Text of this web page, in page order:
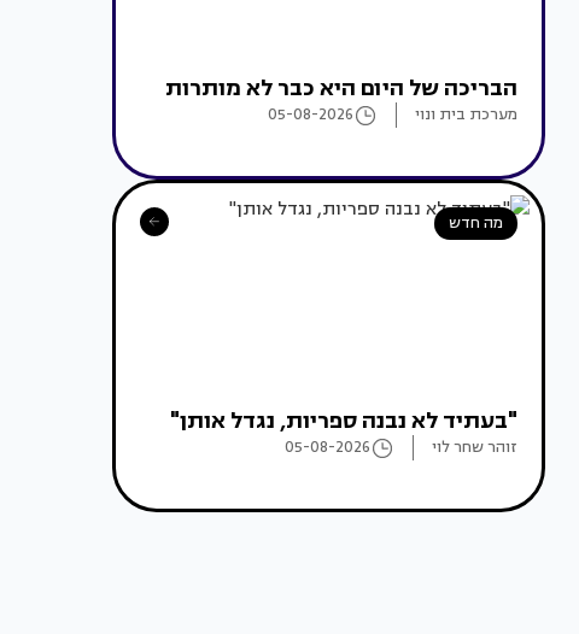
הבריכה של היום היא כבר לא מותרות
מערכת בית ונוי 05-08-2026
מה חדש
"בעתיד לא נבנה ספריות, נגדל אותן"
זוהר שחר לוי 05-08-2026